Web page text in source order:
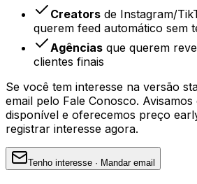
Creators de Instagram/
querem feed automático sem
Agências que querem
clientes finais
Se você tem interesse na versão
email pelo Fale Conosco.
disponível e oferecemos preço
registrar interesse agora.
Tenho interesse · Mandar email